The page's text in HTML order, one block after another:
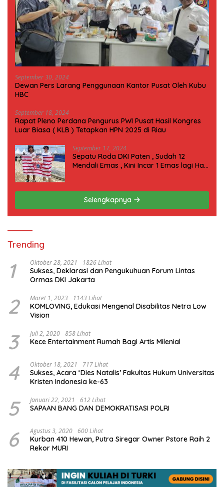
September 30, 2024
Dewan Pers Larang Penggunaan Kantor Pusat Oleh Kubu
HBC
September 18, 2024
Rapat Pleno Perdana Pengurus PWI Pusat Hasil Kongres
Luar Biasa ( KLB ) Tetapkan HPN 2025 di Riau
September 17, 2024
Sepatu Roda DKI Paten , Sudah 12
Mendali Emas , Kini Incar 1 Emas lagi Hari
Selengkapnya
Trending
1 Oktober 28, 2021 1826 Lihat
Sukses, Deklarasi dan Pengukuhuan Forum Lintas
Ormas DKI Jakarta
2 Maret 1, 2023 1143 Lihat
KOMLOVING, Edukasi Mengenal Disabilitas Netra Low
Vision
3 Juli 2, 2020 858 Lihat
Kece Entertainment Rumah Bagi Artis Milenial
4 Oktober 18, 2021 717 Lihat
Sukses, Acara ‘Dies Natalis’ Fakultas Hukum Universitas
Kristen Indonesia ke-63
5 Januari 22, 2021 612 Lihat
SAPAAN BANG DAN DEMOKRATISASI POLRI
6 Agustus 3, 2020 600 Lihat
Kurban 410 Hewan, Putra Siregar Owner Pstore Raih 2
Rekor MURI